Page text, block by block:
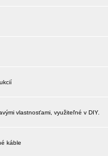
vlastnosťami, využiteľné v DIY.
káble